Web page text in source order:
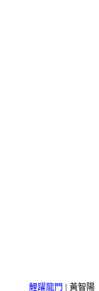
鯉躍龍門 | 黃智陽